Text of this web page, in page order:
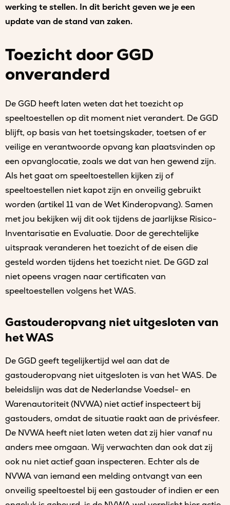
werking te stellen. In dit bericht geven we je een
update van de stand van zaken.
Toezicht door GGD
onveranderd
De GGD heeft laten weten dat het toezicht op
speeltoestellen op dit moment niet verandert. De GGD
blijft, op basis van het toetsingskader, toetsen of er
veilige en verantwoorde opvang kan plaatsvinden op
een opvanglocatie, zoals we dat van hen gewend zijn.
Als het gaat om speeltoestellen kijken zij of
speeltoestellen niet kapot zijn en onveilig gebruikt
worden (artikel 11 van de Wet Kinderopvang). Samen
met jou bekijken wij dit ook tijdens de jaarlijkse Risico-
Inventarisatie en Evaluatie. Door de gerechtelijke
uitspraak veranderen het toezicht of de eisen die
gesteld worden tijdens het toezicht niet. De GGD zal
niet opeens vragen naar certificaten van
speeltoestellen volgens het WAS.
Gastouderopvang niet uitgesloten van
het WAS
De GGD geeft tegelijkertijd wel aan dat de
gastouderopvang niet uitgesloten is van het WAS. De
beleidslijn was dat de Nederlandse Voedsel- en
Warenautoriteit (NVWA) niet actief inspecteert bij
gastouders, omdat de situatie raakt aan de privésfeer.
De NVWA heeft niet laten weten dat zij hier vanaf nu
anders mee omgaan. Wij verwachten dan ook dat zij
ook nu niet actief gaan inspecteren. Echter als de
NVWA van iemand een melding ontvangt van een
onveilig speeltoestel bij een gastouder of indien er een